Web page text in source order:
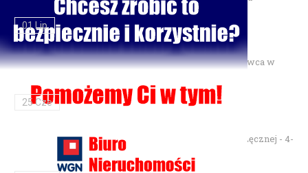
01 Lip
Gminne Zawody Sportowo-Pożarnicze OSP — 28 czerwca w
25 Cze
XXVII Festiwal Kapel Ulicznych i Podwórkowych w Łęcznej - 4-
5 lipca w Parku na Podzamczu